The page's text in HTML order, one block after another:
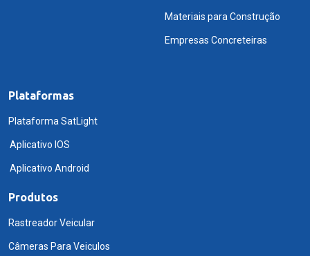
Materiais para Construção
Empresas Concreteiras
Plataformas
Plataforma SatLight
Aplicativo IOS
Aplicativo Android
Produtos
Rastreador Veicular
Câmeras Para Veiculos